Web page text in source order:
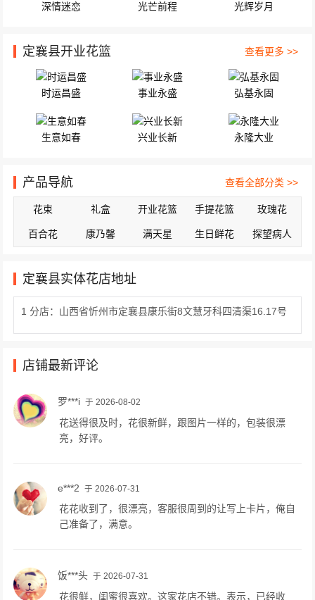
深情迷恋 光芒前程 光辉岁月
定襄县开业花篮 查看更多 >>
时运昌盛 事业永盛 弘基永固
生意如春 兴业长新 永隆大业
产品导航 查看全部分类 >>
花束 礼盒 开业花篮 手提花篮 玫瑰花
百合花 康乃馨 满天星 生日鲜花 探望病人
定襄县实体花店地址
1 分店：山西省忻州市定襄县康乐街8文慧牙科四清渠16.17号
店铺最新评论
罗***i 于 2026-08-02
花送得很及时，花很新鲜，跟图片一样的，包装很漂
亮，好评。
e***2 于 2026-07-31
花花收到了，很漂亮，客服很周到的让写上卡片，俺自
己准备了，满意。
饭***头 于 2026-07-31
花很鲜，闺蜜很喜欢。这家花店不错。表示，已经收